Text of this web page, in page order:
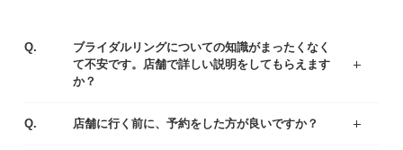
Q.
ブライダルリングについての知識がまったくなく
て不安です。店舗で詳しい説明をしてもらえます
か？
Q.
店舗に行く前に、予約をした方が良いですか？